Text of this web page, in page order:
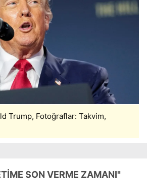
Trump, Fotoğraflar: Takvim,
SON VERME ZAMANI"